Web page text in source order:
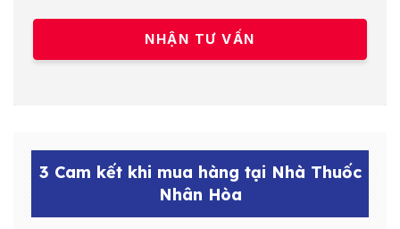
3 Cam kết khi mua hàng tại Nhà Thuốc
Nhân Hòa